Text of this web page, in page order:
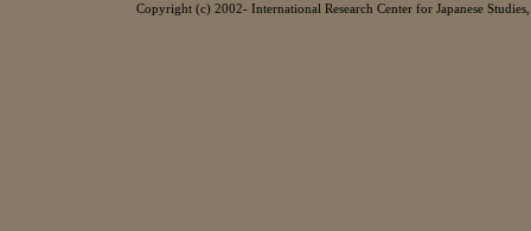
Copyright (c) 2002- International Research Center for Japanese